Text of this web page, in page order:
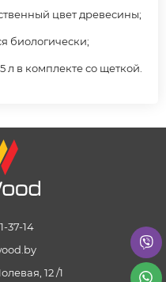
цвет древесины;
биологически;
л в комплекте со щеткой.
37-14
12 /1